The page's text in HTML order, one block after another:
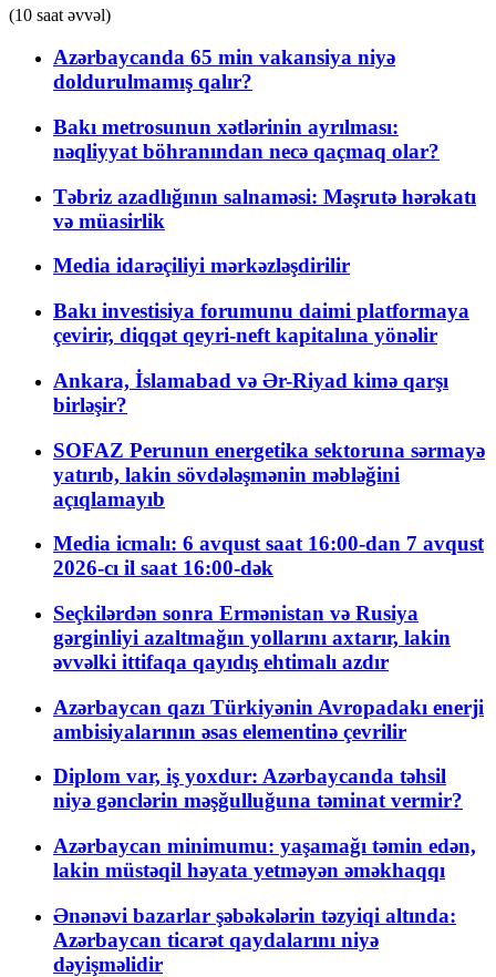
(10 saat əvvəl)
Azərbaycanda 65 min vakansiya niyə
doldurulmamış qalır?
Bakı metrosunun xətlərinin ayrılması:
nəqliyyat böhranından necə qaçmaq olar?
Təbriz azadlığının salnaməsi: Məşrutə hərəkatı
və müasirlik
Media idarəçiliyi mərkəzləşdirilir
Bakı investisiya forumunu daimi platformaya
çevirir, diqqət qeyri-neft kapitalına yönəlir
Ankara, İslamabad və Ər-Riyad kimə qarşı
birləşir?
SOFAZ Perunun energetika sektoruna sərmayə
yatırıb, lakin sövdələşmənin məbləğini
açıqlamayıb
Media icmalı: 6 avqust saat 16:00-dan 7 avqust
2026-cı il saat 16:00-dək
Seçkilərdən sonra Ermənistan və Rusiya
gərginliyi azaltmağın yollarını axtarır, lakin
əvvəlki ittifaqa qayıdış ehtimalı azdır
Azərbaycan qazı Türkiyənin Avropadakı enerji
ambisiyalarının əsas elementinə çevrilir
Diplom var, iş yoxdur: Azərbaycanda təhsil
niyə gənclərin məşğulluğuna təminat vermir?
Azərbaycan minimumu: yaşamağı təmin edən,
lakin müstəqil həyata yetməyən əməkhaqqı
Ənənəvi bazarlar şəbəkələrin təzyiqi altında:
Azərbaycan ticarət qaydalarını niyə
dəyişməlidir